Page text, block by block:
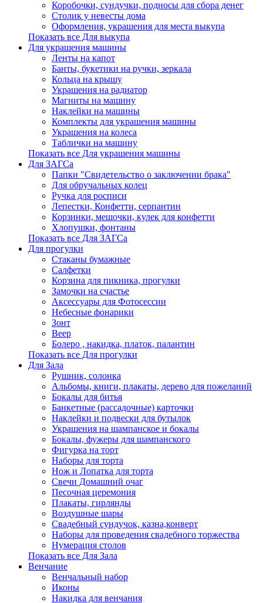
Коробочки, сундучки, подносы для сбора денег
Столик у невесты дома
Оформления, украшения для места выкупа
Показать все Для выкупа
Для украшения машины
Ленты на капот
Банты, букетики на ручки, зеркала
Кольца на крышу
Украшения на радиатор
Магниты на машину
Наклейки на машины
Комплекты для украшения машины
Украшения на колеса
Таблички на машину
Показать все Для украшения машины
Для ЗАГСа
Папки "Свидетельство о заключении брака"
Для обручальных колец
Ручка для росписи
Лепестки, Конфетти, серпантин
Корзинки, мешочки, кулек для конфетти
Хлопушки, фонтаны
Показать все Для ЗАГСа
Для прогулки
Стаканы бумажные
Салфетки
Корзина для пикника, прогулки
Замочки на счастье
Аксессуары для Фотосессии
Небесные фонарики
Зонт
Веер
Болеро , накидка, платок, палантин
Показать все Для прогулки
Для Зала
Рушник, солонка
Альбомы, книги, плакаты, дерево для пожеланий
Бокалы для битья
Банкетные (рассадочные) карточки
Наклейки и подвески для бутылок
Украшения на шампанское и бокалы
Бокалы, фужеры для шампанского
Фигурка на торт
Наборы для торта
Нож и Лопатка для торта
Свечи Домашний очаг
Песочная церемония
Плакаты, гирлянды
Воздушные шары
Свадебный сундучок, казна,конверт
Наборы для проведения свадебного торжества
Нумерация столов
Показать все Для Зала
Венчание
Венчальный набор
Иконы
Накидка для венчания